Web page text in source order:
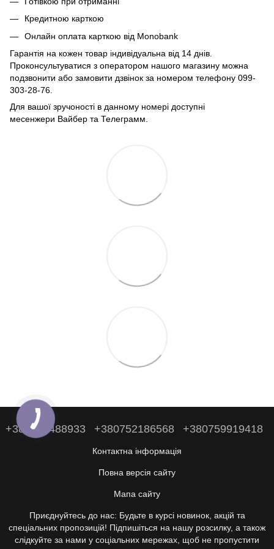
Кредитною карткою
Онлайн оплата карткою від Monobank
Гарантія на кожен товар індивідуальна від 14 днів.
Проконсультуватися з оператором нашого магазину можна
подзвонити або замовити дзвінок за номером телефону 099-
303-28-76.
Для вашої зручоності в данному номері доступні
месенжери Вайбер та Телеграмм.
+380938488933 +380752186568 +380759919418
Контактна інформація
Повна версія сайту
Мапа сайту
Приєднуйтесь до нас: Будьте в курсі новинок, акцій та
спеціальних пропозицій! Підпишіться на нашу розсилку, а також
слідкуйте за нами у соціальних мережах, щоб не пропустити